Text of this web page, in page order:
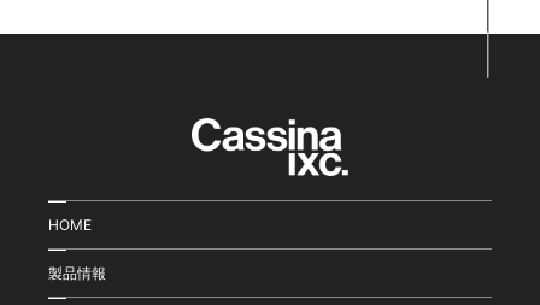
HOME
製品情報